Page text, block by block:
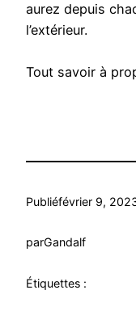
aurez depuis
l’extérieur.
Tout savoir à
Publiéfévrier 9,
parGandalf
Étiquettes :